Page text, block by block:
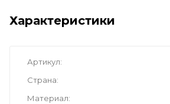
Характеристики
Артикул
Страна
Материал